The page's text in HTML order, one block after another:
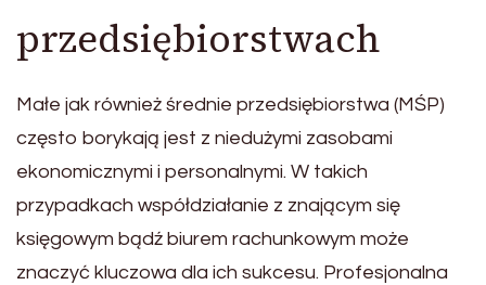
przedsiębiorstwach
Małe jak również średnie przedsiębiorstwa (MŚP)
często borykają jest z niedużymi zasobami
ekonomicznymi i personalnymi. W takich
przypadkach współdziałanie z znającym się
księgowym bądź biurem rachunkowym może
znaczyć kluczowa dla ich sukcesu. Profesjonalna